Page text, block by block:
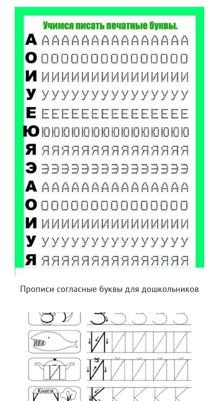
Прописи согласные буквы для дошкольников